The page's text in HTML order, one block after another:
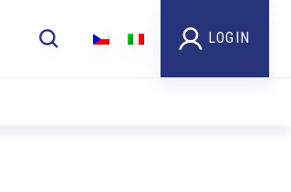
LOGIN